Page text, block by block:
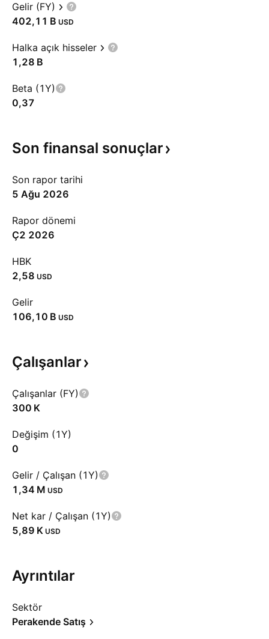
Gelir (FY)
‪402,11 B‬ USD
Halka açık hisseler
‪1,28 B‬
Beta (1Y)
0,37
Son finansal sonuçlar
Son rapor tarihi
5 Ağu 2026
Rapor dönemi
Ç2 2026
HBK
2,58 USD
Gelir
‪106,10 B‬ USD
Çalışanlar
Çalışanlar (FY)
‪300 K‬
Değişim (1Y)
0
Gelir / Çalışan (1Y)
‪1,34 M‬ USD
Net kar / Çalışan (1Y)
‪5,89 K‬ USD
Ayrıntılar
Sektör
Perakende Satış